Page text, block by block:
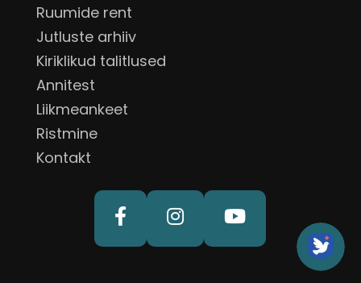
Ruumide rent
Jutluste arhiiv
Kiriklikud talitlused
Annitest
Liikmeankeet
Ristmine
Kontakt
  